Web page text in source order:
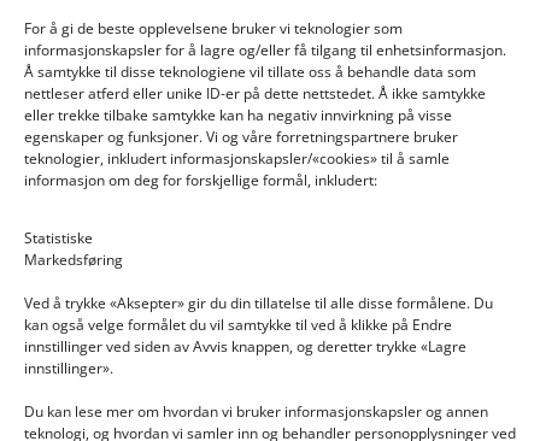
For å gi de beste opplevelsene bruker vi teknologier som
informasjonskapsler for å lagre og/eller få tilgang til enhetsinformasjon.
Å samtykke til disse teknologiene vil tillate oss å behandle data som
nettleser atferd eller unike ID-er på dette nettstedet. Å ikke samtykke
eller trekke tilbake samtykke kan ha negativ innvirkning på visse
egenskaper og funksjoner. Vi og våre forretningspartnere bruker
teknologier, inkludert informasjonskapsler/«cookies» til å samle
informasjon om deg for forskjellige formål, inkludert:
Statistiske
Markedsføring
Ved å trykke «Aksepter» gir du din tillatelse til alle disse formålene. Du
kan også velge formålet du vil samtykke til ved å klikke på Endre
innstillinger ved siden av Avvis knappen, og deretter trykke «Lagre
innstillinger».
Du kan lese mer om hvordan vi bruker informasjonskapsler og annen
teknologi, og hvordan vi samler inn og behandler personopplysninger ved
INFORMASJON